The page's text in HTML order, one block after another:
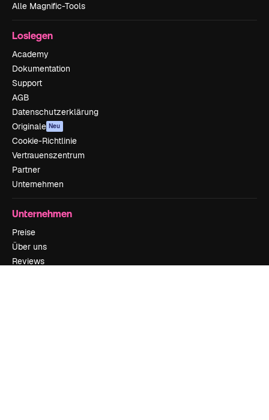
Alle Magnific-Tools
Loslegen
Academy
Dokumentation
Support
AGB
Datenschutzerklärung
Originale Neu
Cookie-Richtlinie
Vertrauenszentrum
Partner
Unternehmen
Unternehmen
Preise
Über uns
Reviews